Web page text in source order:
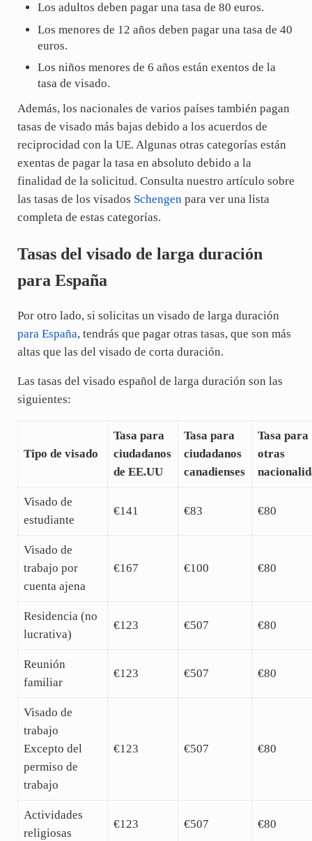
Los adultos deben pagar una tasa de 80 euros.
Los menores de 12 años deben pagar una tasa de 40
euros.
Los niños menores de 6 años están exentos de la
tasa de visado.
Además, los nacionales de varios países también pagan
tasas de visado más bajas debido a los acuerdos de
reciprocidad con la UE. Algunas otras categorías están
exentas de pagar la tasa en absoluto debido a la
finalidad de la solicitud. Consulta nuestro artículo sobre
las tasas de los visados Schengenpara ver una lista
completa de estas categorías.
Tasas del visado de larga duración
para España
Por otro lado, si solicitas un visado de larga duración
para España, tendrás que pagar otras tasas, que son más
altas que las del visado de corta duración.
Las tasas del visado español de larga duración son las
siguientes:
Tipo de visado
Tasa para
ciudadanos
de EE.UU
Tasa para
ciudadanos
canadienses
Tasa para
otras
Visado de
estudiante
€141 €83 €80
Visado de
trabajo por
cuenta ajena
€167 €100 €80
Residencia (no
lucrativa)
€123 €507 €80
Reunión
familiar
€123 €507 €80
Visado de
trabajo
Excepto del
permiso de
trabajo
€123 €507 €80
Actividades
religiosas
€123 €507 €80